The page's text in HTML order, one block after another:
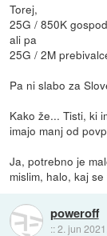
Torej,
25G / 850K
ali pa
25G / 2M
Pa ni slabo za
Kako že... Tisti, ki
imajo manj od
Ja, potrebno je
mislim, halo, kaj
poweroff
::2. jun